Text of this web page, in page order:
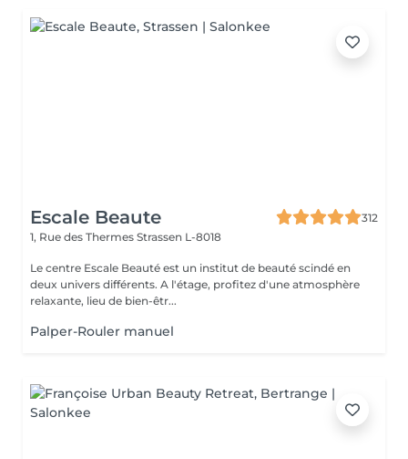
Escale Beaute
312
1, Rue des Thermes Strassen L-8018
Le centre Escale Beauté est un institut de beauté scindé en
deux univers différents. A l'étage, profitez d'une atmosphère
relaxante, lieu de bien-êtr...
Palper-Rouler manuel